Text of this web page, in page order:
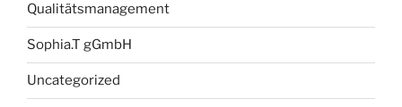
Qualitätsmanagement
Sophia.T gGmbH
Uncategorized